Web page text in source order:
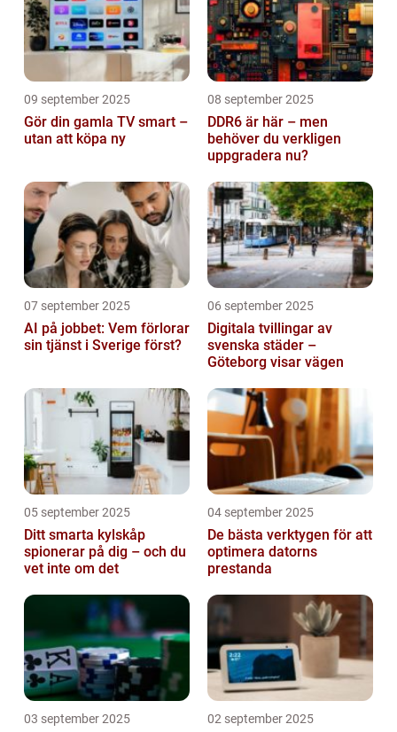
09 september 2025
Gör din gamla TV smart –
utan att köpa ny
08 september 2025
DDR6 är här – men
behöver du verkligen
uppgradera nu?
07 september 2025
AI på jobbet: Vem förlorar
sin tjänst i Sverige först?
06 september 2025
Digitala tvillingar av
svenska städer –
Göteborg visar vägen
05 september 2025
Ditt smarta kylskåp
spionerar på dig – och du
vet inte om det
04 september 2025
De bästa verktygen för att
optimera datorns
prestanda
03 september 2025 02 september 2025